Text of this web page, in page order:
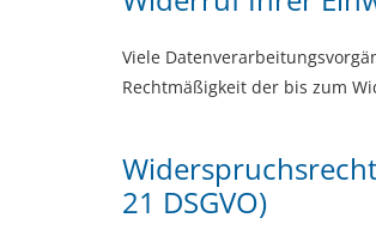
Viele
Rechtmäßigkeit der bis zum
21 DSGVO)